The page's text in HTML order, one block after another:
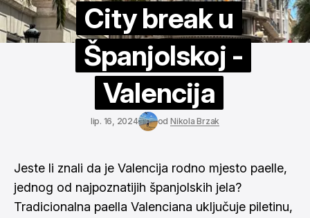
ŠPANJOLSKA
City break u
Španjolskoj -
Valencija
lip. 16, 2024 od Nikola Brzak
Jeste li znali da je Valencija rodno mjesto paelle,
jednog od najpoznatijih španjolskih jela?
Tradicionalna paella Valenciana uključuje piletinu,